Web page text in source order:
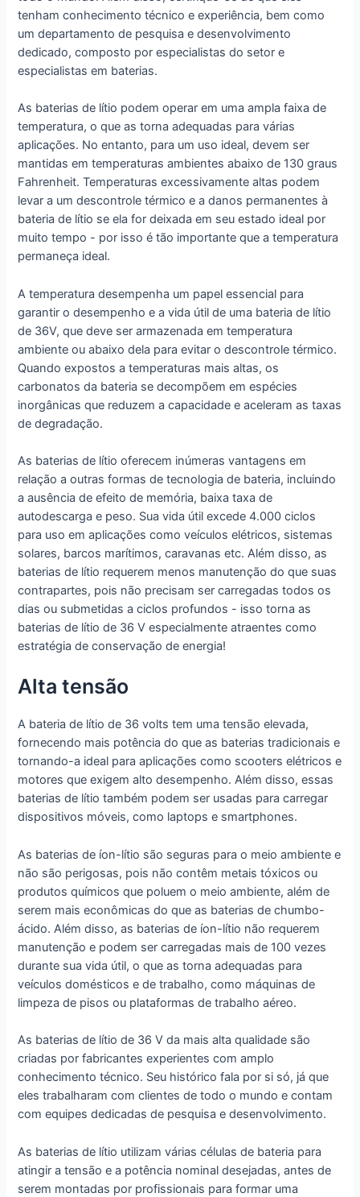
tenham conhecimento técnico e experiência, bem como
um departamento de pesquisa e desenvolvimento
dedicado, composto por especialistas do setor e
especialistas em baterias.
As baterias de lítio podem operar em uma ampla faixa de
temperatura, o que as torna adequadas para várias
aplicações. No entanto, para um uso ideal, devem ser
mantidas em temperaturas ambientes abaixo de 130 graus
Fahrenheit. Temperaturas excessivamente altas podem
levar a um descontrole térmico e a danos permanentes à
bateria de lítio se ela for deixada em seu estado ideal por
muito tempo - por isso é tão importante que a temperatura
permaneça ideal.
A temperatura desempenha um papel essencial para
garantir o desempenho e a vida útil de uma bateria de lítio
de 36V, que deve ser armazenada em temperatura
ambiente ou abaixo dela para evitar o descontrole térmico.
Quando expostos a temperaturas mais altas, os
carbonatos da bateria se decompõem em espécies
inorgânicas que reduzem a capacidade e aceleram as taxas
de degradação.
As baterias de lítio oferecem inúmeras vantagens em
relação a outras formas de tecnologia de bateria, incluindo
a ausência de efeito de memória, baixa taxa de
autodescarga e peso. Sua vida útil excede 4.000 ciclos
para uso em aplicações como veículos elétricos, sistemas
solares, barcos marítimos, caravanas etc. Além disso, as
baterias de lítio requerem menos manutenção do que suas
contrapartes, pois não precisam ser carregadas todos os
dias ou submetidas a ciclos profundos - isso torna as
baterias de lítio de 36 V especialmente atraentes como
estratégia de conservação de energia!
Alta tensão
A bateria de lítio de 36 volts tem uma tensão elevada,
fornecendo mais potência do que as baterias tradicionais e
tornando-a ideal para aplicações como scooters elétricos e
motores que exigem alto desempenho. Além disso, essas
baterias de lítio também podem ser usadas para carregar
dispositivos móveis, como laptops e smartphones.
As baterias de íon-lítio são seguras para o meio ambiente e
não são perigosas, pois não contêm metais tóxicos ou
produtos químicos que poluem o meio ambiente, além de
serem mais econômicas do que as baterias de chumbo-
ácido. Além disso, as baterias de íon-lítio não requerem
manutenção e podem ser carregadas mais de 100 vezes
durante sua vida útil, o que as torna adequadas para
veículos domésticos e de trabalho, como máquinas de
limpeza de pisos ou plataformas de trabalho aéreo.
As baterias de lítio de 36 V da mais alta qualidade são
criadas por fabricantes experientes com amplo
conhecimento técnico. Seu histórico fala por si só, já que
eles trabalharam com clientes de todo o mundo e contam
com equipes dedicadas de pesquisa e desenvolvimento.
As baterias de lítio utilizam várias células de bateria para
atingir a tensão e a potência nominal desejadas, antes de
serem montadas por profissionais para formar uma